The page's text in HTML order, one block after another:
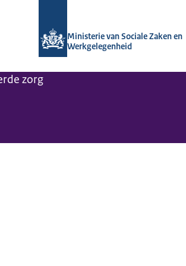
Ministerie van Sociale Zaken en
Werkgelegenheid
zorg